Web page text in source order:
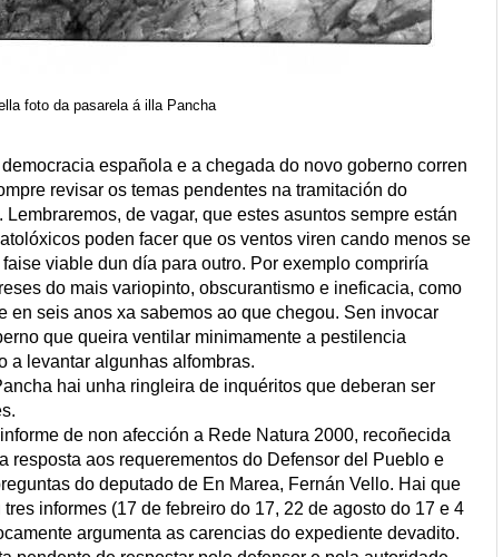
foto da pasarela á illa Pancha
española e a chegada do novo goberno corren
revisar os temas pendentes na tramitación do
de vagar, que estes asuntos sempre están
poden facer que os ventos viren cando menos se
viable dun día para outro. Por exemplo compriría
do mais variopinto, obscurantismo e ineficacia, como
en seis anos xa sabemos ao que chegou. Sen invocar
que queira ventilar minimamente a pestilencia
a levantar algunhas alfombras.
hai unha ringleira de inquéritos que deberan ser
de non afección a Rede Natura 2000, recoñecida
resposta aos requerementos do Defensor del Pueblo e
do deputado de En Marea, Fernán Vello. Hai que
informes (17 de febreiro do 17, 22 de agosto do 17 e 4
argumenta as carencias do expediente devadito.